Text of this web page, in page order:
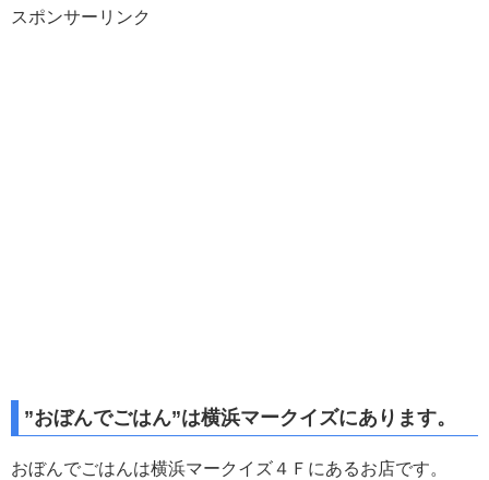
スポンサーリンク
”おぼんでごはん”は横浜マークイズにあります。
おぼんでごはんは横浜マークイズ４Ｆにあるお店です。